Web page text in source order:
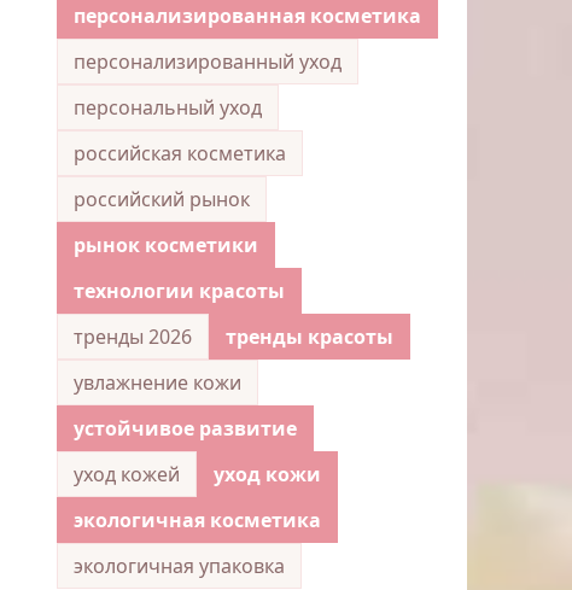
персонализированная косметика
персонализированный уход
персональный уход
российская косметика
российский рынок
рынок косметики
технологии красоты
тренды 2026
тренды красоты
увлажнение кожи
устойчивое развитие
уход кожей
уход кожи
экологичная косметика
экологичная упаковка